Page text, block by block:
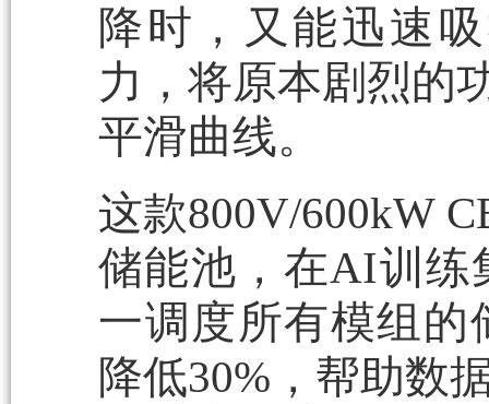
降时，又能迅速
力，将原本剧烈的
平滑曲线。
这款800V/600kW
储能池，在AI训练
一调度所有模组
降低30%，帮助数